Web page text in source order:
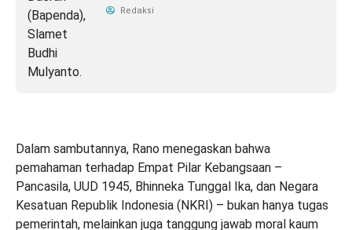
Redaksi
Dalam sambutannya, Rano menegaskan bahwa
pemahaman terhadap Empat Pilar Kebangsaan –
Pancasila, UUD 1945, Bhinneka Tunggal Ika, dan Negara
Kesatuan Republik Indonesia (NKRI) – bukan hanya tugas
pemerintah, melainkan juga tanggung jawab moral kaum